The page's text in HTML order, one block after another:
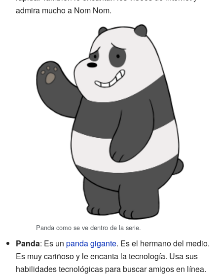
admira mucho a Nom Nom.
Panda como se ve dentro de la serie.
Panda: Es un panda gigante. Es el hermano del medio.
Es muy cariñoso y le encanta la tecnología. Usa sus
habilidades tecnológicas para buscar amigos en línea.